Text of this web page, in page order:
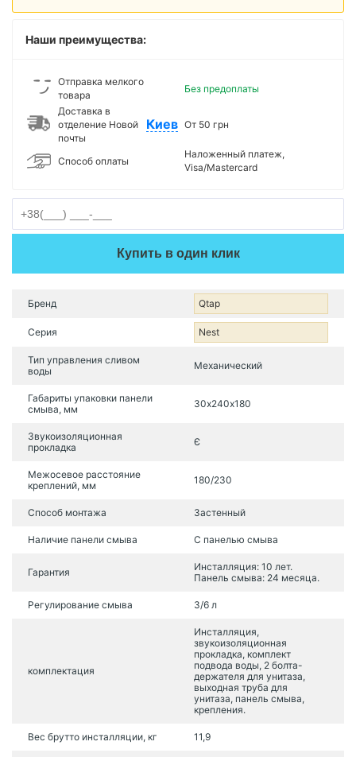
Наши преимущества:
Отправка мелкого
товара
Без предоплаты
Доставка в
отделение Новой
почты
Киев От 50 грн
Способ оплаты
Наложенный платеж,
Visa/Mastercard
Купить в один клик
Бренд Qtap
Серия Nest
Тип управления сливом
воды
Механический
Габариты упаковки панели
смыва, мм
30х240х180
Звукоизоляционная
прокладка
Є
Межосевое расстояние
креплений, мм
180/230
Способ монтажа Застенный
Наличие панели смыва С панелью смыва
Гарантия
Инсталляция: 10 лет.
Панель смыва: 24 месяца.
Регулирование смыва 3/6 л
комплектация
Инсталляция,
звукоизоляционная
прокладка, комплект
подвода воды, 2 болта-
держателя для унитаза,
выходная труба для
унитаза, панель смыва,
крепления.
Вес брутто инсталляции, кг 11,9